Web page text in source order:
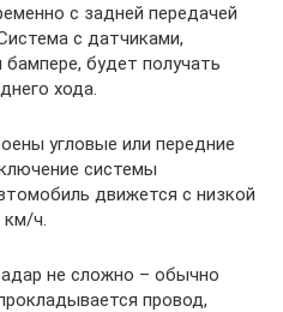
с задней передачей
с датчиками,
будет получать
хода.
угловые или передние
системы
движется с низкой
ч.
не сложно – обычно
провод,